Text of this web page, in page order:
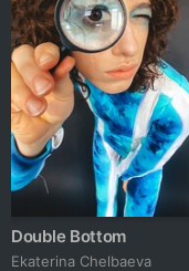
Double Bottom
Ekaterina Chelbaeva